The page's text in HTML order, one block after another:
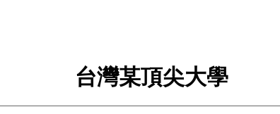
台灣某頂尖大學